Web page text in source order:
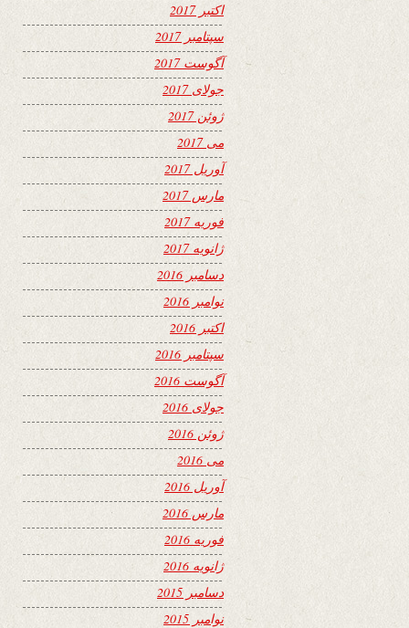
اکتبر 2017
سپتامبر 2017
آگوست 2017
جولای 2017
ژوئن 2017
می 2017
آوریل 2017
مارس 2017
فوریه 2017
ژانویه 2017
دسامبر 2016
نوامبر 2016
اکتبر 2016
سپتامبر 2016
آگوست 2016
جولای 2016
ژوئن 2016
می 2016
آوریل 2016
مارس 2016
فوریه 2016
ژانویه 2016
دسامبر 2015
نوامبر 2015